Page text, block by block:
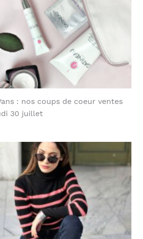
: nos coups de coeur ventes
30 juillet